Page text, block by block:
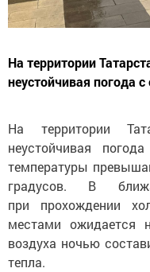
На территории
неустойчивая погода
На территории
неустойчивая
температуры
градусов. В
при прохождении
местами ожидается
воздуха ночью
тепла.